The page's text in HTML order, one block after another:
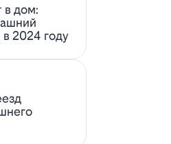
в дом:
2024 году